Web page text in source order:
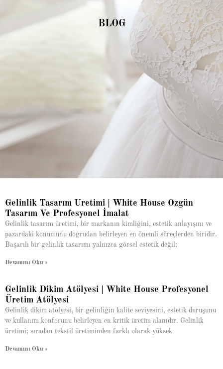
BLOG
Gelinlik Tasarım Üretimi | White House Özgün
Tasarım Ve Profesyonel İmalat
Gelinlik tasarım üretimi, bir markanın kimliğini, estetik anlayışını ve
pazardaki konumunu doğrudan belirleyen en önemli süreçlerden biridir.
Başarılı bir gelinlik tasarımı yalnızca görsel estetik değil;
Devamını Oku »
Gelinlik Dikim Atölyesi | White House Profesyonel
Üretim Atölyesi
Gelinlik dikim atölyesi, bir gelinliğin kalite seviyesini, estetik duruşunu
ve kullanım konforunu belirleyen en kritik üretim alanıdır. Gelinlik
üretimi; sıradan tekstil üretiminden farklı olarak yüksek
Devamını Oku »